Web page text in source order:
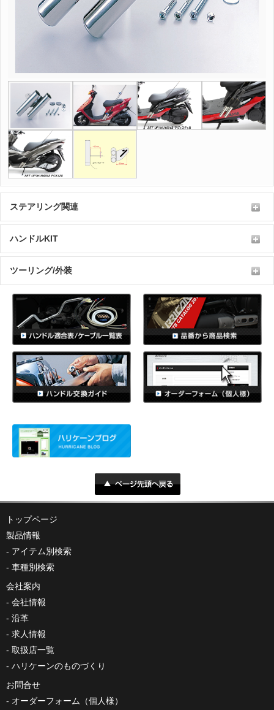
ステアリング関連
ハンドルKIT
ツーリング/外装
トップページ
製品情報
アイテム別検索
車種別検索
会社案内
会社情報
沿革
求人情報
取扱店一覧
ハリケーンのものづくり
お問合せ
オーダーフォーム（個人様）